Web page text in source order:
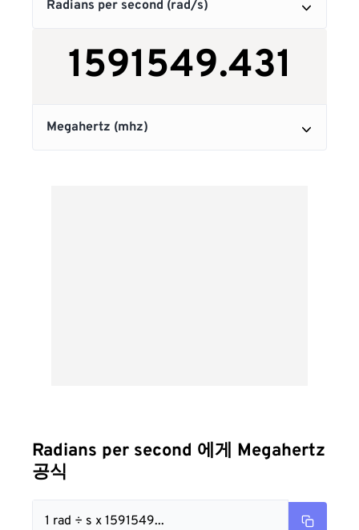
Radians per second 에게 Megahertz
공식
1 rad ÷ s x 1591549...